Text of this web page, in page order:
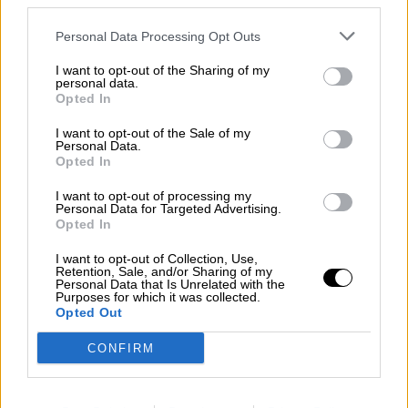
Personal Data Processing Opt Outs
I want to opt-out of the Sharing of my
personal data.
Opted In
I want to opt-out of the Sale of my
Personal Data.
Opted In
I want to opt-out of processing my
Personal Data for Targeted Advertising.
Opted In
I want to opt-out of Collection, Use,
Retention, Sale, and/or Sharing of my
Personal Data that Is Unrelated with the
Purposes for which it was collected.
Opted Out
CONFIRM
pacto con UP.
Expectación máxima a las puertas de la sesión
de la Investidura y expectación máxima
nacional que siente que esta novedad
los intereses ciudadanos a la hora de formar un
Estado sólido. La irrupción de los nuevos
con el bipartidismo clásico, pero han dado lugar
a un nuevobipartidismo de bloques
dificulta mucho los acuerdos dada la
generosidadque exhiben los nuevos partidos.
Éstos demuestran poca flexibilidad y una
discutible capacidad negociadora ya que se
enrocan en cuestión de máximos y
partidistas.
A partir de las 12:00 el Secretario General de
los socialistasexpondrá su proyecto de país